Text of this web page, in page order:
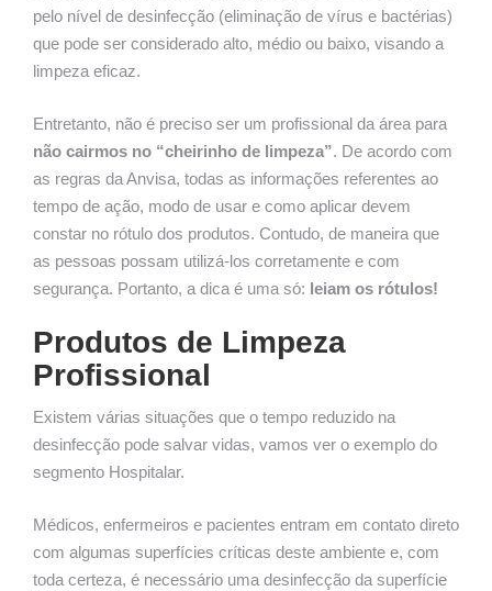
pelo nível de desinfecção (eliminação de vírus e bactérias)
que pode ser considerado alto, médio ou baixo, visando a
limpeza eficaz.
Entretanto, não é preciso ser um profissional da área para
não cairmos no “cheirinho de limpeza”. De acordo com
as regras da Anvisa, todas as informações referentes ao
tempo de ação, modo de usar e como aplicar devem
constar no rótulo dos produtos. Contudo, de maneira que
as pessoas possam utilizá-los corretamente e com
segurança. Portanto, a dica é uma só: leiam os rótulos!
Produtos de Limpeza
Profissional
Existem várias situações que o tempo reduzido na
desinfecção pode salvar vidas, vamos ver o exemplo do
segmento Hospitalar.
Médicos, enfermeiros e pacientes entram em contato direto
com algumas superfícies críticas deste ambiente e, com
toda certeza, é necessário uma desinfecção da superfície